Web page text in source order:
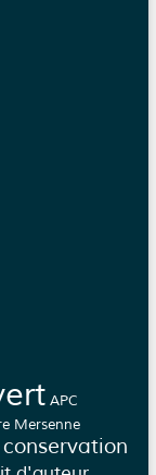
APC
Mersenne
conservation